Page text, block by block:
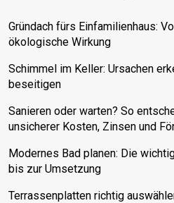
Gründach fürs Einfamilienhaus:
ökologische Wirkung
Schimmel im Keller: Ursachen
beseitigen
Sanieren oder warten? So
unsicherer Kosten, Zinsen und
Modernes Bad planen: Die
bis zur Umsetzung
Terrassenplatten richtig